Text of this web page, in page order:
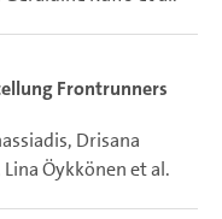
Frontrunners
, Drisana
Lina Öykkönenet al.